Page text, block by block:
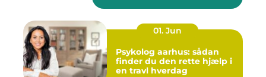
01. Jun
Psykolog aarhus: sådan
finder du den rette hjælp i
en travl hverdag